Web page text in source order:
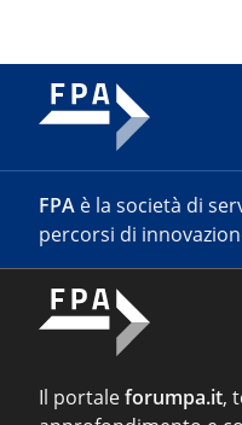
FPA è la società di
percorsi di
Il portaleforumpa.it,